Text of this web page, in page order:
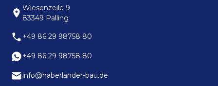
Wiesenzeile 9
83349 Palling
+49 86 29 98758 80
+49 86 29 98758 80
info@haberlander-bau.de